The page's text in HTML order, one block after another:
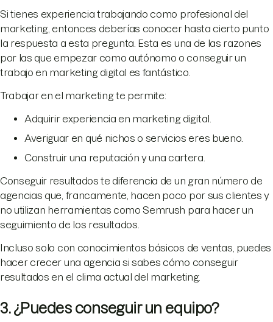
Si tienes experiencia trabajando como profesional del
marketing, entonces deberías conocer hasta cierto punto
la respuesta a esta pregunta. Esta es una de las razones
por las que empezar como autónomo o conseguir un
trabajo en marketing digital es fantástico.
Trabajar en el marketing te permite:
Adquirir experiencia en marketing digital.
Averiguar en qué nichos o servicios eres bueno.
Construir una reputación y una cartera.
Conseguir resultados te diferencia de un gran número de
agencias que, francamente, hacen poco por sus clientes y
no utilizan herramientas como Semrush para hacer un
seguimiento de los resultados.
Incluso solo con conocimientos básicos de ventas, puedes
hacer crecer una agencia si sabes cómo conseguir
resultados en el clima actual del marketing.
3. ¿Puedes conseguir un equipo?